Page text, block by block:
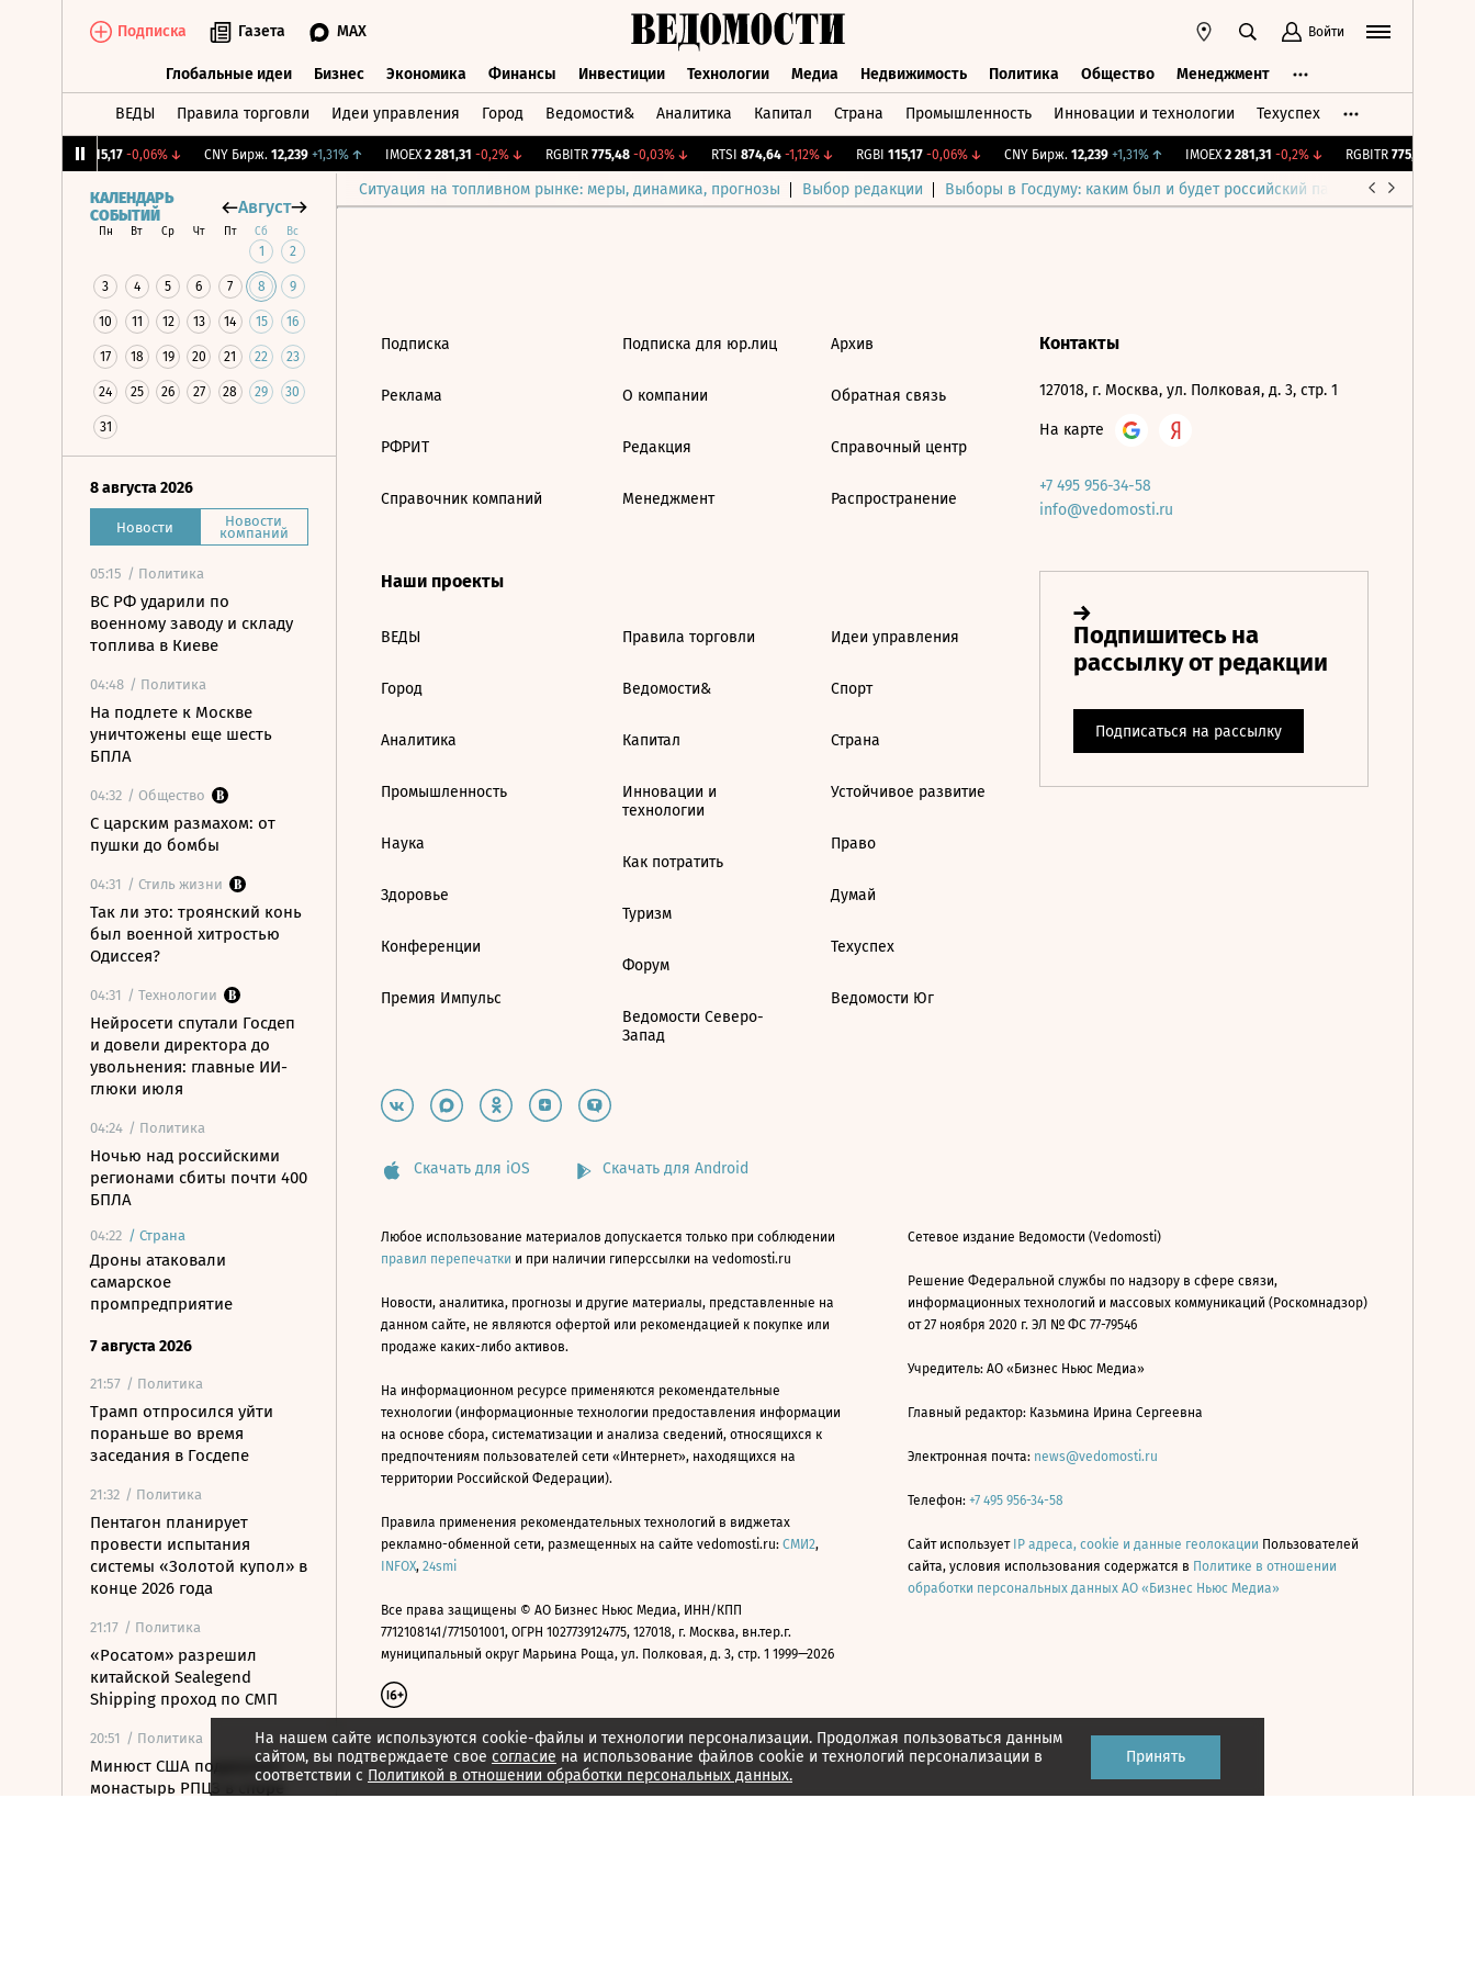
Подписка Газета MAX Войти
Глобальные идеи Бизнес Экономика Финансы Инвестиции Технологии Медиа Недвижимость Политика Общество Менеджмент
ВЕДЫ Правила торговли Идеи управления Город Ведомости& Аналитика Капитал Страна Промышленность Инновации и технологии Техуспех
115,17 -0,06%↓ CNY Бирж. 12,239 +1,31%↑ IMOEX 2 281,31 -0,2%↓ RGBITR 775,48 -0,03%↓ RTSI 874,64 -1,12%↓ RGBI 115,17 -0,06%↓ CNY Бирж. 12,239 +1,31%↑ IMOEX 2 281,31 -0,2%↓ RGBITR 775,48
Ситуация на топливном рынке: меры, динамика, прогнозы Выбор редакции Выборы в Госдуму: каким был и будет российский парламент
КАЛЕНДАРЬ
СОБЫТИЙ
Август
Пн Вт Ср Чт Пт Сб Вс
1 2
3 4 5 6 7 8 9
10 11 12 13 14 15 16
17 18 19 20 21 22 23
24 25 26 27 28 29 30
31
8 августа 2026
Новости Новости
компаний
05:15 / Политика
ВС РФ ударили по
военному заводу и складу
топлива в Киеве
04:48 / Политика
На подлете к Москве
уничтожены еще шесть
БПЛА
04:32 / Общество
С царским размахом: от
пушки до бомбы
04:31 / Стиль жизни
Так ли это: троянский конь
был военной хитростью
Одиссея?
04:31 / Технологии
Нейросети спутали Госдеп
и довели директора до
увольнения: главные ИИ-
глюки июля
04:24 / Политика
Ночью над российскими
регионами сбиты почти 400
БПЛА
04:22 / Страна
Дроны атаковали
самарское
промпредприятие
7 августа 2026
21:57 / Политика
Трамп отпросился уйти
пораньше во время
заседания в Госдепе
21:32 / Политика
Пентагон планирует
провести испытания
системы «Золотой купол» в
конце 2026 года
21:17 / Политика
«Росатом» разрешил
китайской Sealegend
Shipping проход по СМП
20:51 / Политика
Минюст США поддержал
монастырь РПЦЗ в споре
На нашем сайте используются cookie-файлы и технологии персонализации. Продолжая пользоваться данным
сайтом, вы подтверждаете свое согласие на использование файлов cookie и технологий персонализации в
соответствии с Политикой в отношении обработки персональных данных.
Принять
Подписка
Реклама
РФРИТ
Справочник компаний
Подписка для юр.лиц
О компании
Редакция
Менеджмент
Архив
Обратная связь
Справочный центр
Распространение
Наши проекты
ВЕДЫ
Город
Аналитика
Промышленность
Наука
Здоровье
Конференции
Премия Импульс
Правила торговли
Ведомости&
Капитал
Инновации и
технологии
Как потратить
Туризм
Форум
Ведомости Северо-
Запад
Идеи управления
Спорт
Страна
Устойчивое развитие
Право
Думай
Техуспех
Ведомости Юг
Контакты
127018, г. Москва, ул. Полковая, д. 3, стр. 1
На карте
+7 495 956-34-58
info@vedomosti.ru
Скачать для iOS Скачать для Android
Любое использование материалов допускается только при соблюдении
правил перепечатки и при наличии гиперссылки на vedomosti.ru
Новости, аналитика, прогнозы и другие материалы, представленные на
данном сайте, не являются офертой или рекомендацией к покупке или
продаже каких-либо активов.
На информационном ресурсе применяются рекомендательные
технологии (информационные технологии предоставления информации
на основе сбора, систематизации и анализа сведений, относящихся к
предпочтениям пользователей сети «Интернет», находящихся на
территории Российской Федерации).
Правила применения рекомендательных технологий в виджетах
рекламно-обменной сети, размещенных на сайте vedomosti.ru: СМИ2,
INFOX, 24smi
Все права защищены © АО Бизнес Ньюс Медиа, ИНН/КПП
7712108141/771501001, ОГРН 1027739124775, 127018, г. Москва, вн.тер.г.
муниципальный округ Марьина Роща, ул. Полковая, д. 3, стр. 1 1999—2026
Сетевое издание Ведомости (Vedomosti)
Решение Федеральной службы по надзору в сфере связи,
информационных технологий и массовых коммуникаций (Роскомнадзор)
от 27 ноября 2020 г. ЭЛ № ФС 77-79546
Учредитель: АО «Бизнес Ньюс Медиа»
Главный редактор: Казьмина Ирина Сергеевна
Электронная почта: news@vedomosti.ru
Телефон: +7 495 956-34-58
Сайт использует IP адреса, cookie и данные геолокации Пользователей
сайта, условия использования содержатся в Политике в отношении
обработки персональных данных АО «Бизнес Ньюс Медиа»